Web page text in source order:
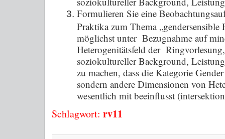
Formulieren Sie eine
Praktika zum Thema „gendersensible
möglichst unter Bezugnahme auf
Heterogenitätsfeld der
soziokultureller Background,
zu machen, dass die Kategorie
sondern andere Dimensionen von
wesentlich mit beeinflusst
Schlagwort: rv11